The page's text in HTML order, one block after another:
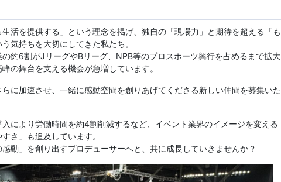
生活を提供する」という理念を掲げ、独自の「現場力」と期待を超える「も
気持ちを大切にしてきた私たち。
約6割がJリーグやBリーグ、NPB等のプロスポーツ興行を占めるまで拡大
の舞台を支える機会が急増しています。
らに加速させ、一緒に感動空間を創りあげてくださる新しい仲間を募集いた
により労働時間を約4割削減するなど、イベント業界のイメージを変える
さ」も追及しています。
感動」を創り出すプロデューサーへと、共に成長していきませんか？